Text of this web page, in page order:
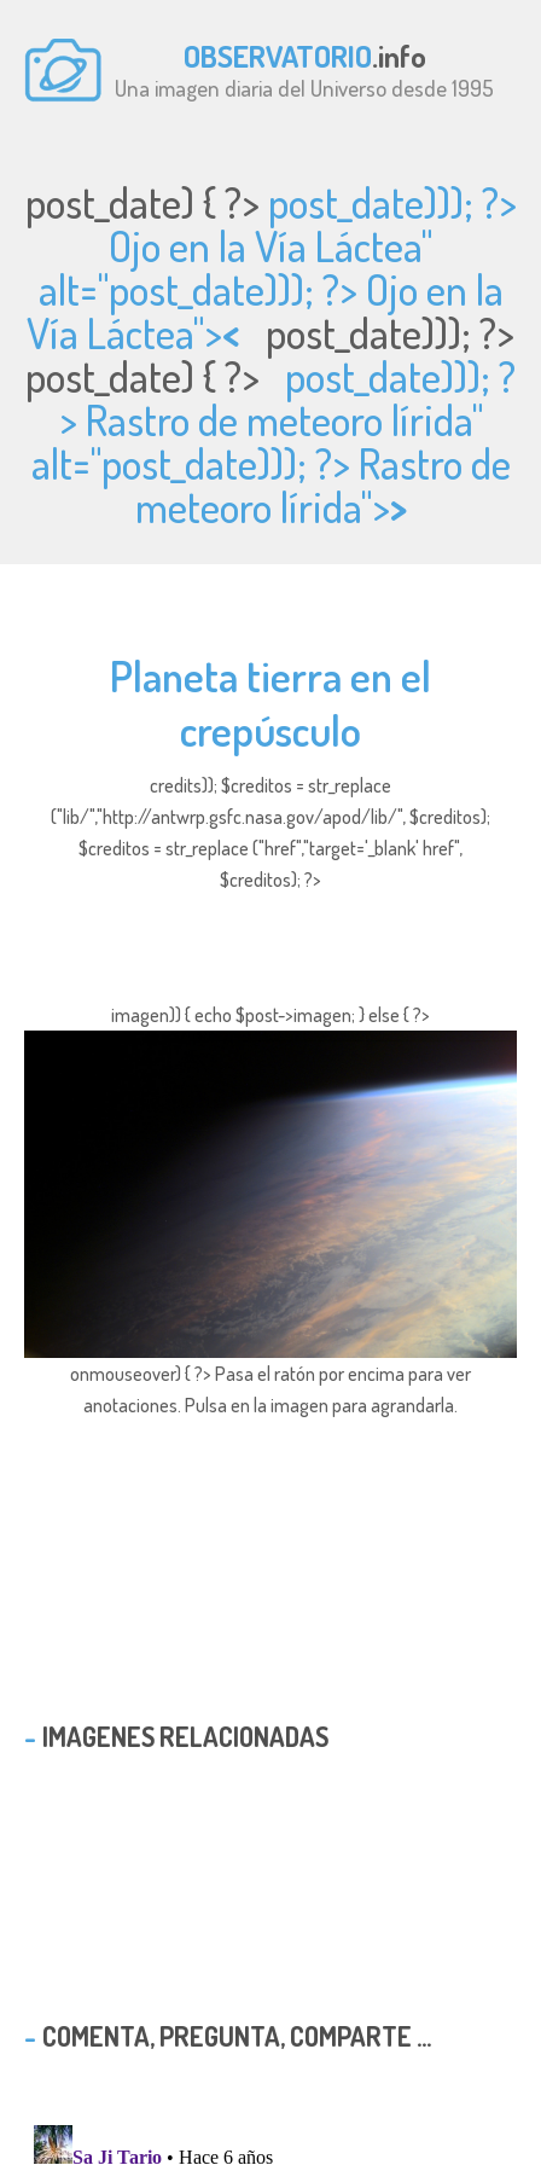
OBSERVATORIO.info
Una imagen diaria del Universo desde 1995
post_date) { ?> post_date))); ?>
Ojo en la Vía Láctea"
alt="post_date))); ?> Ojo en la
Vía Láctea">< post_date))); ?>
post_date) { ?> post_date))); ?
> Rastro de meteoro lírida"
alt="post_date))); ?> Rastro de
meteoro lírida">>
Planeta tierra en el
crepúsculo
credits)); $creditos = str_replace
("lib/","http://antwrp.gsfc.nasa.gov/apod/lib/", $creditos);
$creditos = str_replace ("href","target='_blank' href",
$creditos); ?>
imagen)) { echo $post->imagen; } else { ?>
onmouseover) { ?> Pasa el ratón por encima para ver
anotaciones. Pulsa en la imagen para agrandarla.
IMAGENES RELACIONADAS
COMENTA, PREGUNTA, COMPARTE ...